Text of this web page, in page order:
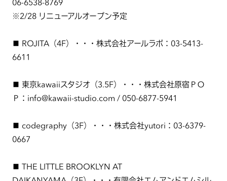
06-6538-8769
※2/28 リニューアルオープン予定
■ ROJITA（4F）・・・株式会社アールラボ：03-5413-
6611
■ 東京kawaiiスタジオ（3.5F）・・・株式会社原宿ＰＯ
Ｐ：info@kawaii-studio.com / 050-6877-5941
■ codegraphy（3F）・・・株式会社yutori：03-6379-
0667
■ THE LITTLE BROOKLYN AT